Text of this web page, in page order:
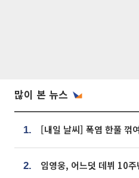
많이 본 뉴스
1.
2.